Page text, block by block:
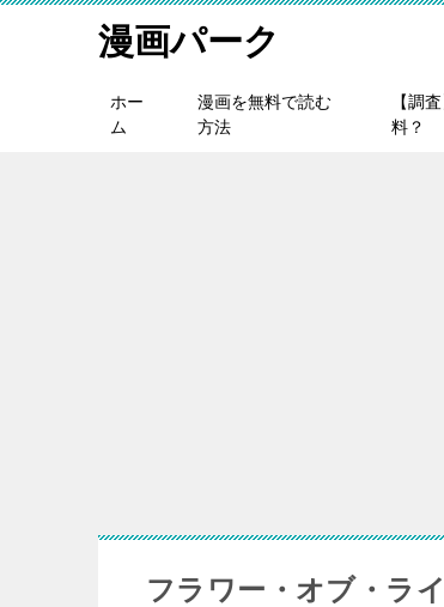
漫画パーク
ホー
ム
漫画を無料で読む
方法
【調
料？
フラワー・オブ・ラ